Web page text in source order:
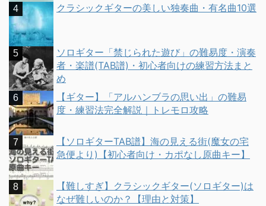
クラシックギターの美しい独奏曲・有名曲10選
ソロギター「禁じられた遊び」の難易度・演奏
者・楽譜(TAB譜)・初心者向けの練習方法まと
め
【ギター】「アルハンブラの思い出」の難易
度・練習法完全解説｜トレモロ攻略
【ソロギターTAB譜】海の見える街(魔女の宅
急便より)【初心者向け・カポなし原曲キー】
【難しすぎ】クラシックギター(ソロギター)は
なぜ難しいのか？【理由と対策】